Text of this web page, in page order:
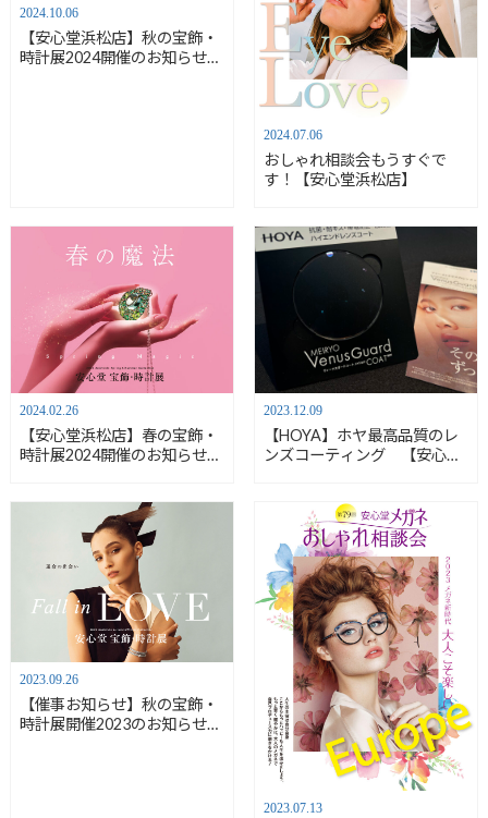
2024.10.06
【安心堂浜松店】秋の宝飾・
時計展2024開催のお知らせ
2024.07.06
おしゃれ相談会もうすぐで
す！【安心堂浜松店】
2024.02.26
【安心堂浜松店】春の宝飾・
時計展2024開催のお知らせ
2023.12.09
【HOYA】ホヤ最高品質のレ
ンズコーティング 【安心堂
2023.09.26
【催事お知らせ】秋の宝飾・
時計展開催2023のお知らせ
2023.07.13